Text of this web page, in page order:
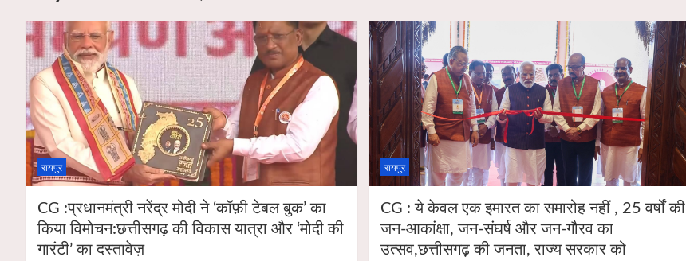
रायपुर
CG :प्रधानमंत्री नरेंद्र मोदी ने ‘कॉफ़ी टेबल बुक’ का
किया विमोचन:छत्तीसगढ़ की विकास यात्रा और ‘मोदी की
गारंटी’ का दस्तावेज़
रायपुर
CG : ये केवल एक इमारत का समारोह नहीं , 25 वर्षों की
जन-आकांक्षा, जन-संघर्ष और जन-गौरव का
उत्सव,छत्तीसगढ़ की जनता, राज्य सरकार को